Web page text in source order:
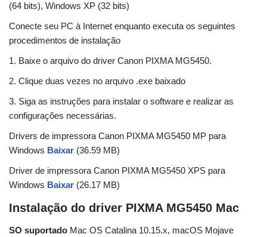
(64 bits), Windows XP (32 bits)
Conecte seu PC à Internet enquanto executa os seguintes
procedimentos de instalação
1. Baixe o arquivo do driver Canon PIXMA MG5450.
2. Clique duas vezes no arquivo .exe baixado
3. Siga as instruções para instalar o software e realizar as
configurações necessárias.
Drivers de impressora Canon PIXMA MG5450 MP para
Windows Baixar (36.59 MB)
Driver de impressora Canon PIXMA MG5450 XPS para
Windows Baixar (26.17 MB)
Instalação do driver PIXMA MG5450 Mac
SO suportado Mac OS Catalina 10.15.x, macOS Mojave